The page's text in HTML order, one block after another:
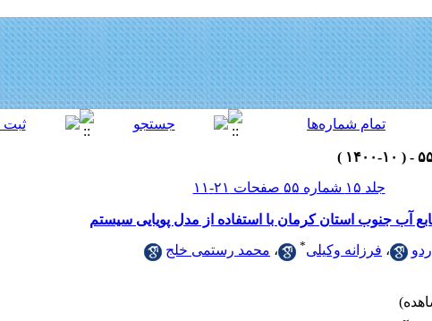
جلد ۱۵ شماره ۵۵ صفحات ۲۱-۱۱
آب جنوب استان کرمان با استفاده از مدل پویایی سیستم
، فرزانه وکیلی* ، محمد رستمی خلج